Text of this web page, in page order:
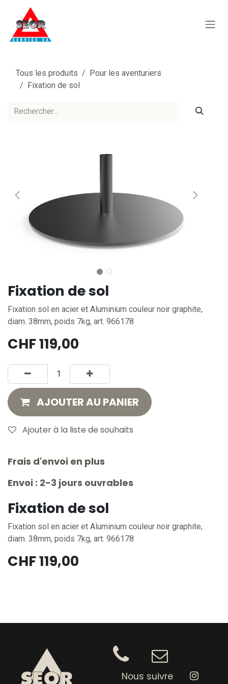
Se rendre au contenu
Tous les produits
Pour les aventuriers
Fixation de sol
Fixation de sol
Fixation sol en acier et Aluminium couleur noir graphite,
diam. 38mm, poids 7kg, art. 966178
CHF119,00
AJOUTER AU PANIER
Ajouter à la liste de souhaits
Frais d'envoi en plus
Envoi : 2-3 jours ouvrables
Fixation de sol
Fixation sol en acier et Aluminium couleur noir graphite,
diam. 38mm, poids 7kg, art. 966178
CHF119,00
Nous suivre